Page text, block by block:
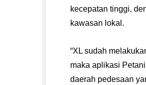
kecepatan tinggi,
kawasan lokal.
“XL sudah
maka aplikasi
daerah pedesaan